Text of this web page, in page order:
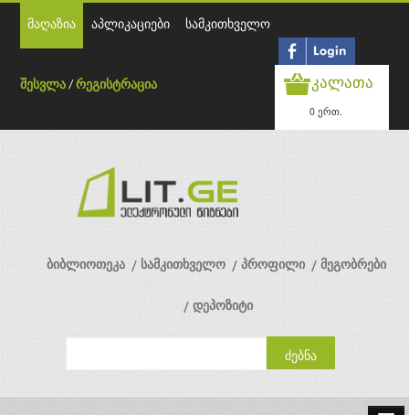
მაღაზია აპლიკაციები სამკითხველო
შესვლა /რეგისტრაცია კალათა
0 ერთ.
ბიბლიოთეკა სამკითხველო პროფილი მეგობრები
დეპოზიტი